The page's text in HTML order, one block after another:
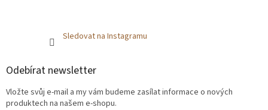
Sledovat na Instagramu
Odebírat newsletter
Vložte svůj e-mail a my vám budeme zasílat informace o nových
produktech na našem e-shopu.